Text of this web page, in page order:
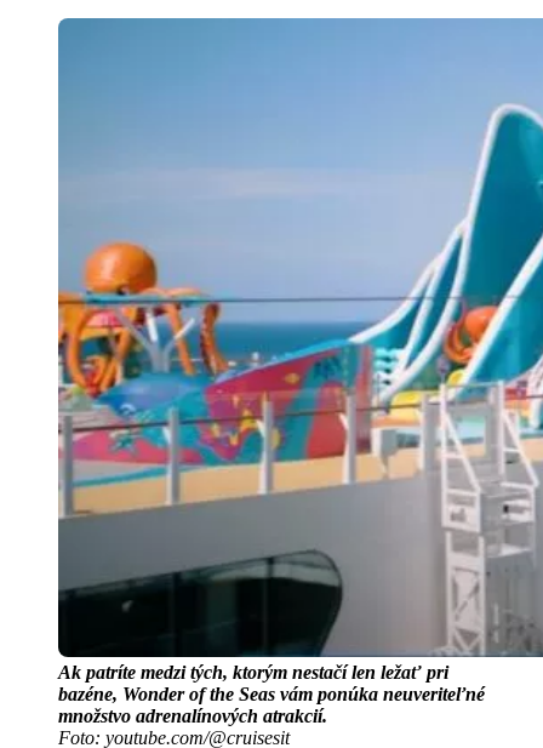
Ak patríte medzi tých, ktorým nestačí len ležať pri
bazéne, Wonder of the Seas vám ponúka neuveriteľné
množstvo adrenalínových atrakcií.
Foto: youtube.com/@cruisesit